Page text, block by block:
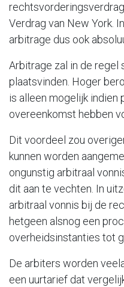
Verdrag van New York.
arbitrage dus ook
Arbitrage zal in de regel
plaatsvinden. Hoger
is alleen mogelijk indien
overeenkomst hebben
Dit voordeel zou
kunnen worden
ongunstig arbitraal
dit aan te vechten. In
arbitraal vonnis bij de
hetgeen alsnog een
overheidsinstanties tot
De arbiters worden
een uurtarief dat